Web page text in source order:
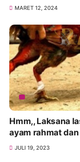
MARET 12, 2024
Hmm,, Laksana
ayam rahmat
JULI 19, 2023